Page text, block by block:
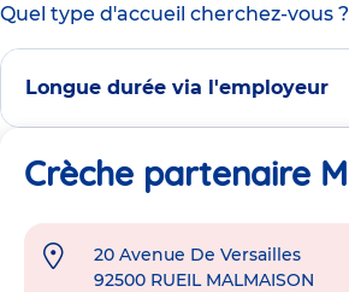
Quel type d'accueil cherchez-vous ?
Longue durée via l'employeur
Crèche partenaire
Adresse
20 Avenue De Versailles
92500 RUEIL MALMAISON